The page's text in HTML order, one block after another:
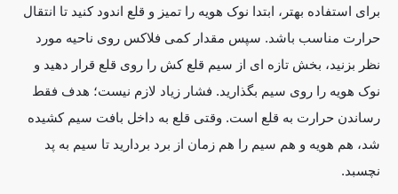
برای استفاده بهتر، ابتدا نوک هویه را تمیز و قلع اندود کنید تا انتقال
حرارت مناسب باشد. سپس مقدار کمی فلاکس روی ناحیه مورد
نظر بزنید، بخش تازه ای از سیم قلع کش را روی قلع قرار دهید و
نوک هویه را روی سیم بگذارید. فشار زیاد لازم نیست؛ هدف فقط
رساندن حرارت به قلع است. وقتی قلع به داخل بافت سیم کشیده
شد، هم هویه و هم سیم را هم زمان از برد بردارید تا سیم به پد
نچسبد.